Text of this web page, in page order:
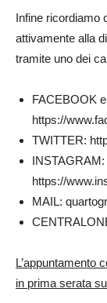
Infine ricordiamo
attivamente alla
tramite uno dei
FACEBOOK
https://
TWITTER:
https://
MAIL:
L’appuntamento
in prima serata